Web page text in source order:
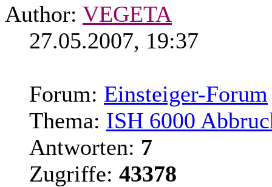
Author: VEGETA
27.05.2007, 19:37
Forum: Einsteiger-Forum
Thema: ISH 6000
Antworten: 7
Zugriffe: 43378